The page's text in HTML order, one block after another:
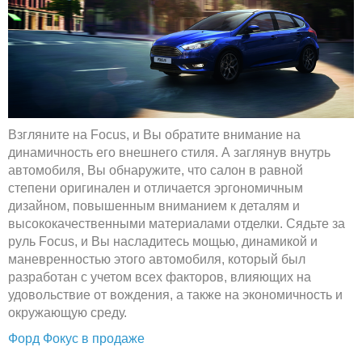
Взгляните на Focus, и Вы обратите внимание на
динамичность его внешнего стиля. А заглянув внутрь
автомобиля, Вы обнаружите, что салон в равной
степени оригинален и отличается эргономичным
дизайном, повышенным вниманием к деталям и
высококачественными материалами отделки. Сядьте за
руль Focus, и Вы насладитесь мощью, динамикой и
маневренностью этого автомобиля, который был
разработан с учетом всех факторов, влияющих на
удовольствие от вождения, а также на экономичность и
окружающую среду.
Форд Фокус в продаже